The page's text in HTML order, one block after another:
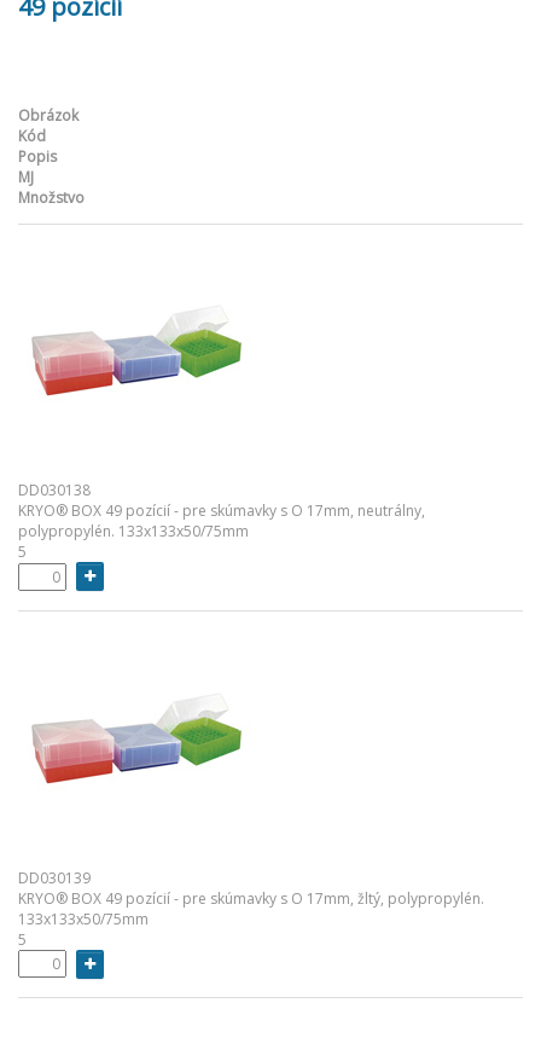
49 pozícií
Obrázok
Kód
Popis
MJ
Množstvo
DD030138
KRYO® BOX 49 pozícií - pre skúmavky s O 17mm, neutrálny,
polypropylén. 133x133x50/75mm
5
DD030139
KRYO® BOX 49 pozícií - pre skúmavky s O 17mm, žltý, polypropylén.
133x133x50/75mm
5